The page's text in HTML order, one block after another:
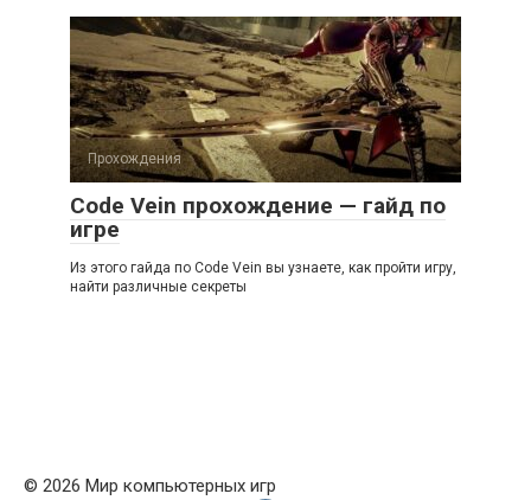
Прохождения
Code Vein прохождение — гайд по
игре
Из этого гайда по Code Vein вы узнаете, как пройти игру,
найти различные секреты
© 2026 Мир компьютерных игр